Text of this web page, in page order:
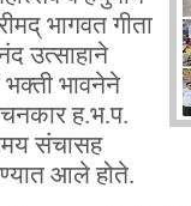
भागवत‌ गीता
उत्साहाने
भावनेने
ह.भ.प.
संचासह
आले होते.